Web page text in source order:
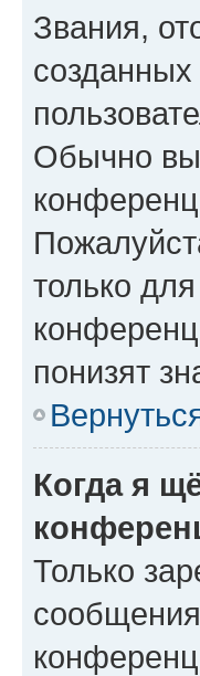
Звания,
Обычно вы
только
понизят
Когда я
Только